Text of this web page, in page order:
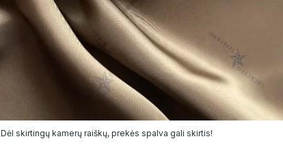
Dėl skirtingų kamerų raiškų, prekės spalva gali skirtis!